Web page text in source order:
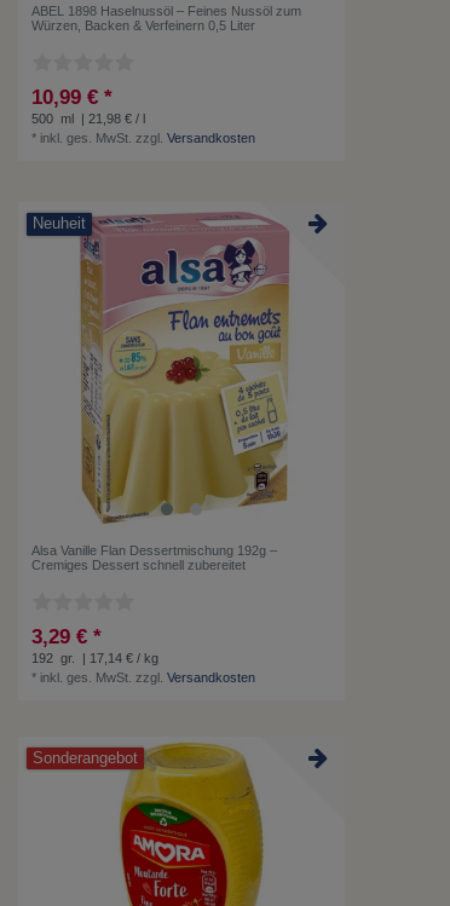
ABEL 1898 Haselnussöl – Feines Nussöl zum
Würzen, Backen & Verfeinern 0,5 Liter
10,99 € *
500 ml
| 21,98 € / l
* inkl. ges. MwSt. zzgl.Versandkosten
Neuheit
Alsa Vanille Flan Dessertmischung 192g –
Cremiges Dessert schnell zubereitet
3,29 € *
192 gr.
| 17,14 € / kg
* inkl. ges. MwSt. zzgl.Versandkosten
Sonderangebot